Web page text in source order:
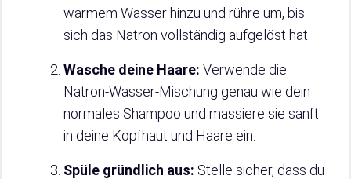
warmem Wasser hinzu und rühre um, bis
sich das Natron vollständig aufgelöst hat.
Wasche deine Haare: Verwende die
Natron-Wasser-Mischung genau wie dein
normales Shampoo und massiere sie sanft
in deine Kopfhaut und Haare ein.
Spüle gründlich aus: Stelle sicher, dass du